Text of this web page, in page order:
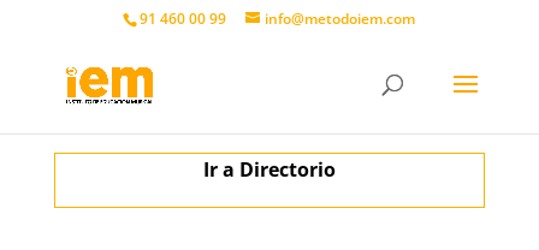
91 460 00 99 info@metodoiem.com
Ir a Directorio